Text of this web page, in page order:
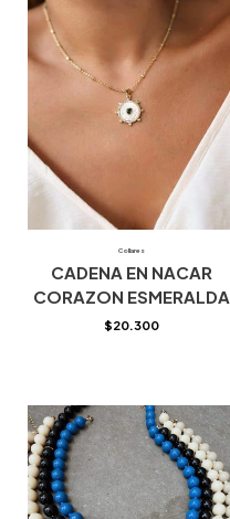
Collares
CADENA EN NACAR
CORAZON ESMERALDA
$20.300